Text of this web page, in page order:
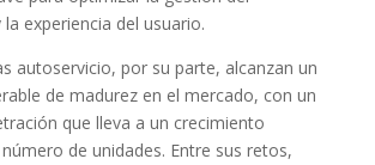
experiencia del usuario.
autoservicio, por su parte, alcanzan un
de madurez en el mercado, con un
que lleva a un crecimiento
de unidades. Entre sus retos,